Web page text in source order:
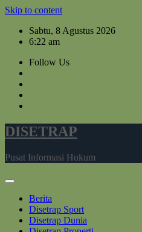
Skip to content
Sabtu, 8 Agustus 2026
6:22 am
Follow Us
DISETRAP
Pusat Informasi Hukum
Berita
Disetrap Sport
Disetrap Dunia